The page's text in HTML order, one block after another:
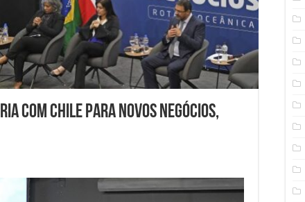
com Chile para novos negócios,